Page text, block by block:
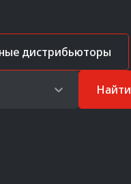
дистрибьюторы
Найти